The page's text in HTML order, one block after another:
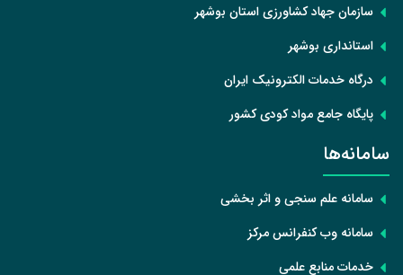
سازمان جهاد کشاورزی استان بوشهر
استانداری بوشهر
درگاه خدمات الکترونیک ایران
پایگاه جامع مواد کودی کشور
سامانه‌ها
سامانه علم سنجی و اثر بخشی
سامانه وب کنفرانس مرکز
خدمات منابع علمی